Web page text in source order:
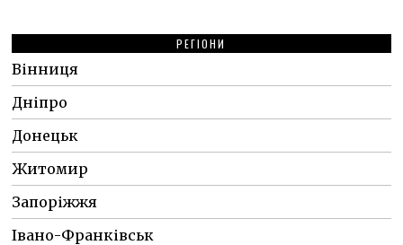
РЕГІОНИ
Вінниця
Дніпро
Донецьк
Житомир
Запоріжжя
Івано-Франківськ